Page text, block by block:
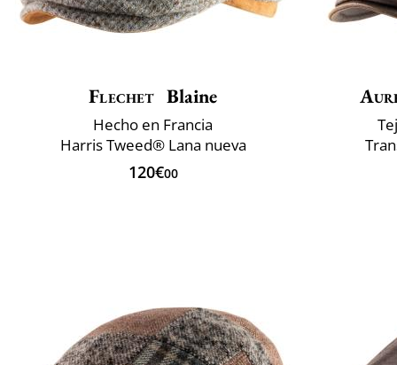
Flechet Blaine
Hecho en Francia
Harris Tweed® Lana nueva
120€00